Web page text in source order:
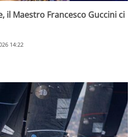
il Maestro Francesco Guccini ci
14:22